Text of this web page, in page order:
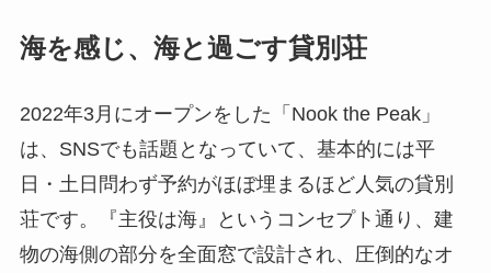
海を感じ、海と過ごす貸別荘
2022年3月にオープンをした「Nook the Peak」
は、SNSでも話題となっていて、基本的には平
日・土日問わず予約がほぼ埋まるほど人気の貸別
荘です。『主役は海』というコンセプト通り、建
物の海側の部分を全面窓で設計され、圧倒的なオ